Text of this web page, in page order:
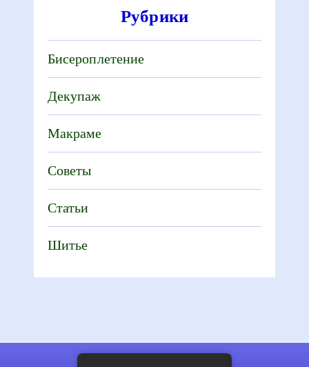
Рубрики
Бисероплетение
Декупаж
Макраме
Советы
Статьи
Шитье